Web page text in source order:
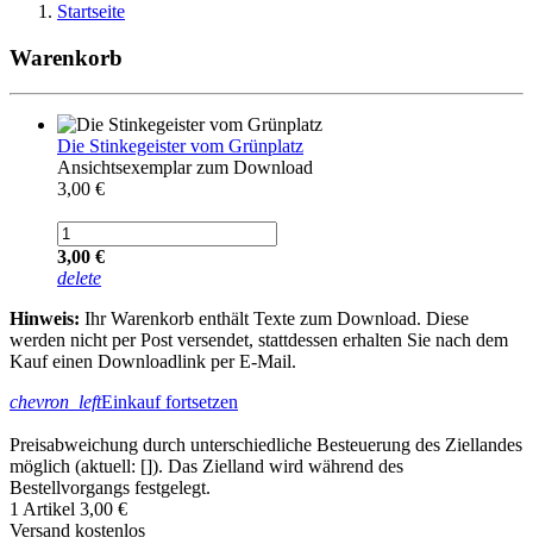
Startseite
Warenkorb
Die Stinkegeister vom Grünplatz
Ansichtsexemplar zum Download
3,00 €
3,00 €
delete
Hinweis: Ihr Warenkorb enthält Texte zum Download. Diese
werden nicht per Post versendet, stattdessen erhalten Sie nach dem
Kauf einen Downloadlink per E-Mail.
chevron_leftEinkauf fortsetzen
Preisabweichung durch unterschiedliche Besteuerung des Ziellandes
möglich (aktuell: []). Das Zielland wird während des
Bestellvorgangs festgelegt.
1 Artikel 3,00 €
Versand kostenlos